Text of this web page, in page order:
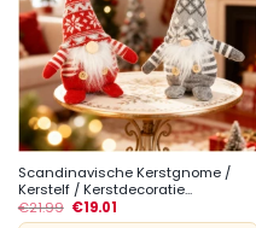
Scandinavische Kerstgnome /
Kerstelf / Kerstdecoratie...
€21.99 €19.01